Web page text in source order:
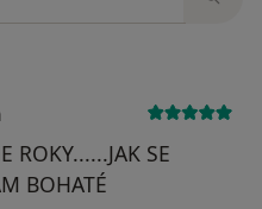
ROKY......JAK SE
BOHATÉ